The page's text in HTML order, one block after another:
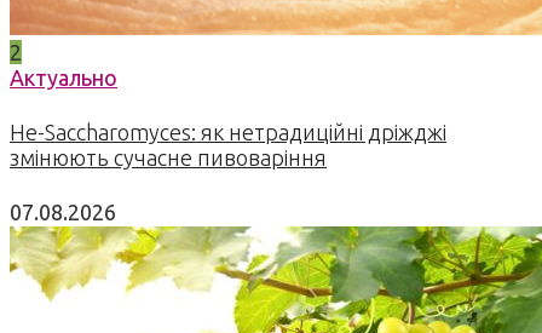
2
Актуально
Не-Saccharomyces: як нетрадиційні дріжджі
змінюють сучасне пивоваріння
07.08.2026